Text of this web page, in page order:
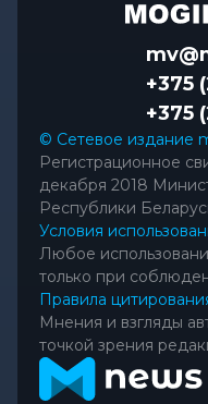
+375
+375
© Сетевое издание
Регистрационное
декабря 2018
Республики
Условия
Любое
только при
Правила
Мнения и взгляды
точкой зрения